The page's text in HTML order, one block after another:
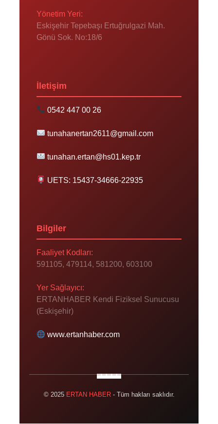
Yönetim Yeri:
Eskişehir Tepebaşı Ertuğrulgazi Mah.
Gönü Sok. No:18/6
İletişim
0542 447 00 26
tunahanertan2611@gmail.com
tunahan.ertan@hs01.kep.tr
UETS: 15437-34666-22935
Bilgiler
Faaliyet Kodları:
591105, 479114, 581200, 603100
Yer Sağlayıcı:
ERTANHABER Kendi Fiziksel Sunucusu
(Eskişehir)
www.ertanhaber.com
© 2025 ERTAN HABER- Tüm hakları saklıdır.